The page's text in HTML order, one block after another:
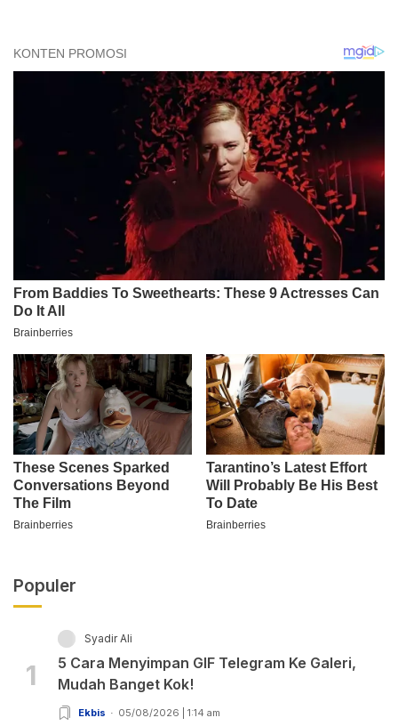
Populer
1
Syadir Ali
5 Cara Menyimpan GIF Telegram Ke Galeri,
Mudah Banget Kok!
Ekbis 05/08/2026 | 1:14 am